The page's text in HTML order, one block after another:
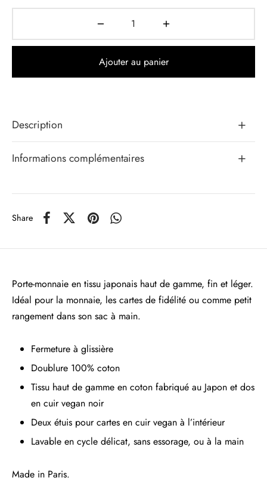
Ajouter au panier
Description
Informations complémentaires
Share
Porte-monnaie en tissu japonais haut de gamme, fin et léger.
Idéal pour la monnaie, les cartes de fidélité ou comme petit
rangement dans son sac à main.
Fermeture à glissière
Doublure 100% coton
Tissu haut de gamme en coton fabriqué au Japon et dos
en cuir vegan noir
Deux étuis pour cartes en cuir vegan à l’intérieur
Lavable en cycle délicat, sans essorage, ou à la main
Made in Paris.